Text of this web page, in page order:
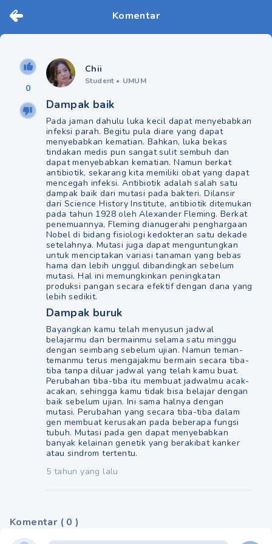
Komentar
0
Chii
Student • UMUM
Dampak baik
Pada jaman dahulu luka kecil dapat menyebabkan
infeksi parah. Begitu pula diare yang dapat
menyebabkan kematian. Bahkan, luka bekas
tindakan medis pun sangat sulit sembuh dan
dapat menyebabkan kematian. Namun berkat
antibiotik, sekarang kita memiliki obat yang dapat
mencegah infeksi. Antibiotik adalah salah satu
dampak baik dari mutasi pada bakteri. Dilansir
dari Science History Institute, antibiotik ditemukan
pada tahun 1928 oleh Alexander Fleming. Berkat
penemuannya, Fleming dianugerahi penghargaan
Nobel di bidang fisiologi kedokteran satu dekade
setelahnya. Mutasi juga dapat menguntungkan
untuk menciptakan variasi tanaman yang bebas
hama dan lebih unggul dibandingkan sebelum
mutasi. Hal ini memungkinkan peningkatan
produksi pangan secara efektif dengan dana yang
lebih sedikit.
Dampak buruk
Bayangkan kamu telah menyusun jadwal
belajarmu dan bermainmu selama satu minggu
dengan seimbang sebelum ujian. Namun teman-
temanmu terus mengajakmu bermain secara tiba-
tiba tanpa diluar jadwal yang telah kamu buat.
Perubahan tiba-tiba itu membuat jadwalmu acak-
acakan, sehingga kamu tidak bisa belajar dengan
baik sebelum ujian. Ini sama halnya dengan
mutasi. Perubahan yang secara tiba-tiba dalam
gen membuat kerusakan pada beberapa fungsi
tubuh. Mutasi pada gen dapat menyebabkan
banyak kelainan genetik yang berakibat kanker
atau sindrom tertentu.
5 tahun yang lalu
Komentar ( 0 )